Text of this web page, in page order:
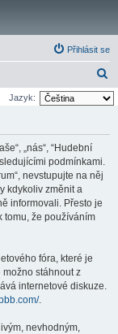
Přihlásit se
l
Jazyk:
„nás“, “Hudební
podmínkami.
nevstupujte na něj
kdykoliv změnit a
informovali. Přesto je
tomu, že používáním
fóra, které je
možno stáhnout z
internetové diskuze.
.
nevhodným,